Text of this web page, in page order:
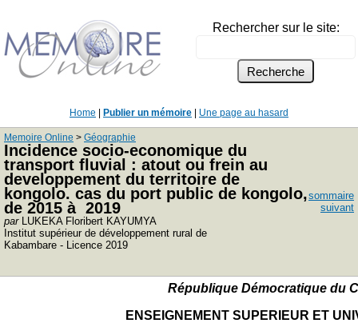
Rechercher sur le site:
Home Publier un mémoire Une page au hasard
Memoire Online > Géographie
Incidence socio-economique du
transport fluvial : atout ou frein au
developpement du territoire de
kongolo. cas du port public de kongolo,
de 2015 à 2019
parLUKEKA Floribert KAYUMYA
Institut supérieur de développement rural de
Kabambare - Licence 2019
sommaire
suivant
République Démocratique du
ENSEIGNEMENT SUPERIEUR ET